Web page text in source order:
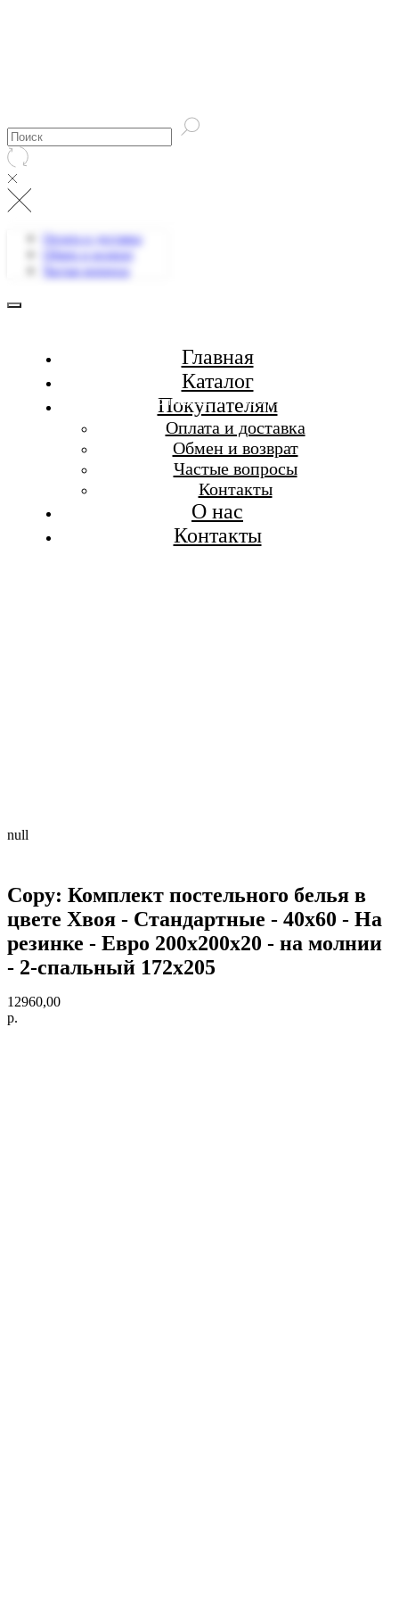
Бесплатная доставка при заказе от 7 000 р.
null
Оплата и доставка
Обмен и возврат
Частые вопросы
Главная
Каталог
Покупателям
Оплата и доставка
Обмен и возврат
Частые вопросы
Контакты
О нас
Контакты
Copy: Комплект постельного белья в
цвете Хвоя - Стандартные - 40х60 - На
резинке - Евро 200х200х20 - на молнии
- 2-спальный 172х205
12960,00
р.